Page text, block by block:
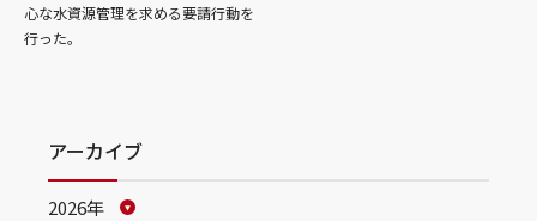
心な水資源管理を求める要請行動を
行った。
アーカイブ
2026年